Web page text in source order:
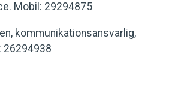
Mobil: 29294875
kommunikationsansvarlig,
26294938